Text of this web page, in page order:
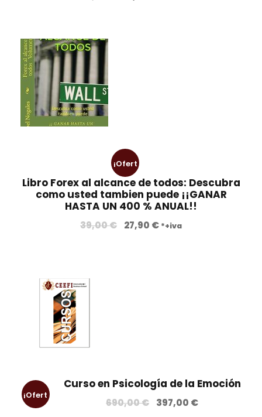
¡Ofert
a!
Libro Forex al alcance de todos: Descubra
como usted tambien puede ¡¡GANAR
HASTA UN 400 % ANUAL!!
39,00€ 27,90 € *+iva
¡Ofert
Curso en Psicología de la Emoción
690,00€ 397,00 €